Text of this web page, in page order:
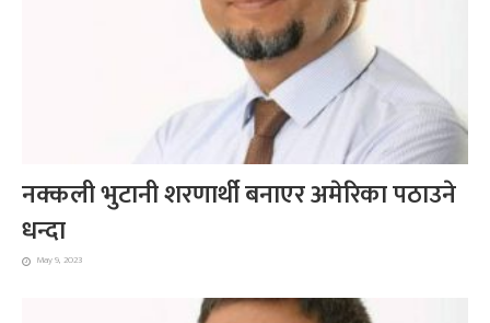
नक्कली भुटानी शरणार्थी बनाएर अमेरिका पठाउने
धन्दा
May 9, 2023